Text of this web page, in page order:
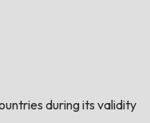
during its validity